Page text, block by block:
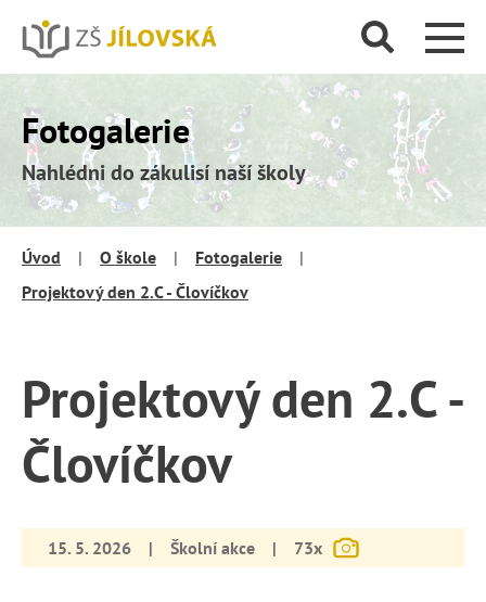
Fotogalerie
Nahlédni do zákulisí naší školy
Úvod | O škole | Fotogalerie
|
Projektový den 2.C - Človíčkov
Projektový den 2.C -
Človíčkov
15. 5. 2026 | Školní akce | 73x